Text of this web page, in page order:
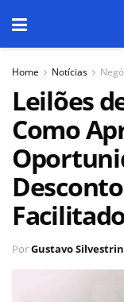
Home Notícias
Leilões
Como
PorGustavo Silvestrin